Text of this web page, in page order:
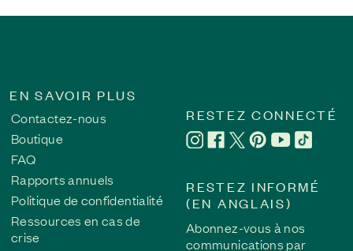
Trouver le courage de parler | Briser le silence sur
espère rappeler aux autres survivants qu’ils ne sont pas
conséquences durables de ces abus et inciter d’autres
guérison.
Lisez l'histoire de cette survivante
EN SAVOIR PLUS
Contactez-nous
Boutique
FAQ
Rapports annuels
Politique de confidentialité
Ressources en cas de
crise
RESTEZ CONNECTÉ
RESTEZ INFORMÉ
(EN ANGLAIS)
Abonnez-vous à nos
communications par